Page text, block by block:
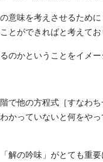
意味を考えさせるため
とができればと考えてお
のかということをイメー
で他の方程式［すなわ
かっていないと何をや
解の吟味」がとても重要